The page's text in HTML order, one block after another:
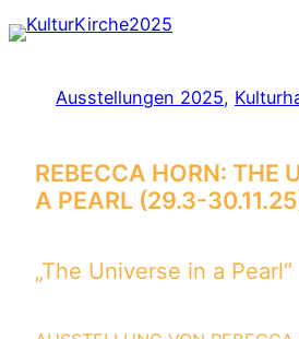
Zum
Ausstellungen 2025,
REBECCA HORN: THE
A PEARL (29.3-
„The Universe in a Pearl“